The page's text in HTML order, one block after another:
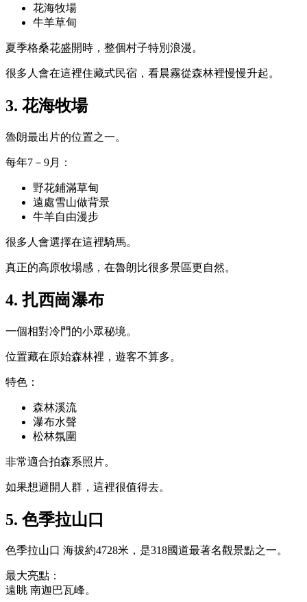
花海牧場
牛羊草甸
夏季格桑花盛開時，整個村子特別浪漫。
很多人會在這裡住藏式民宿，看晨霧從森林裡慢慢升起。
3. 花海牧場
魯朗最出片的位置之一。
每年7－9月：
野花鋪滿草甸
遠處雪山做背景
牛羊自由漫步
很多人會選擇在這裡騎馬。
真正的高原牧場感，在魯朗比很多景區更自然。
4. 扎西崗瀑布
一個相對冷門的小眾秘境。
位置藏在原始森林裡，遊客不算多。
特色：
森林溪流
瀑布水聲
松林氛圍
非常適合拍森系照片。
如果想避開人群，這裡很值得去。
5. 色季拉山口
色季拉山口 海拔約4728米，是318國道最著名觀景點之一。
最大亮點：
遠眺 南迦巴瓦峰。